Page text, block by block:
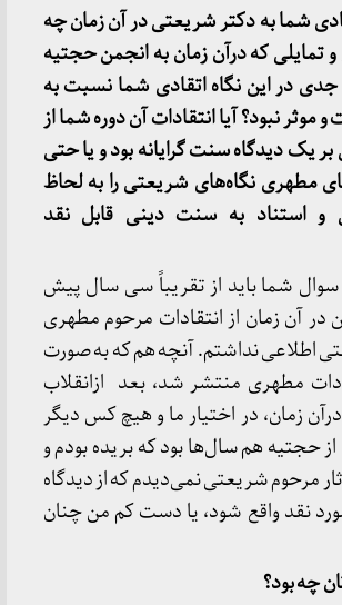
شما به دکتر شریعتی در آن زمان چه
و تمایلی که درآن زمان به انجمن حجتیه
جدی در این نگاه اتقادی شما نسبت به
نبود؟ آیا انتقادات آن دوره شما از
یک دیدگاه سنت گرایانه بود و یا حتی
مطهری نگاه‌های شریعتی را به لحاظ
و استناد به سنت دینی قابل نقد
شما باید از تقریباً سی سال پیش
آن زمان از انتقادات مرحوم مطهری
اطلاعی نداشتم. آنچه هم که به صورت
مطهری منتشر شد، بعد ازانقلاب
زمان، در اختیار ما و هیچ کس دیگر
از حجتیه هم سال‌ها بود که بریده بودم و
مرحوم شریعتی نمی‌دیدم که از دیدگاه
نقد واقع شود، یا دست کم من چنان
چه بود؟